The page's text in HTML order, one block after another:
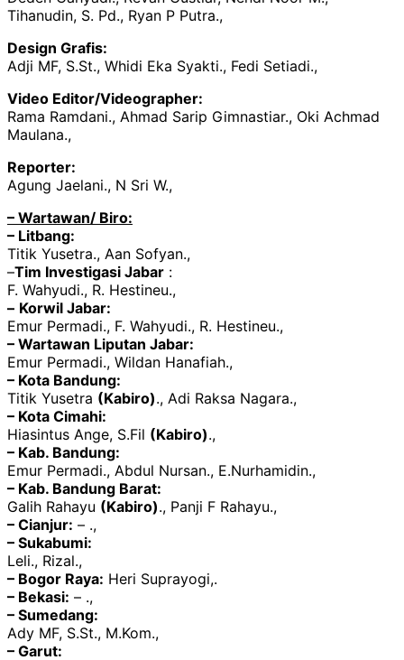
Tihanudin, S. Pd., Ryan P Putra.,
Design Grafis:
Adji MF, S.St., Whidi Eka Syakti., Fedi Setiadi.,
Video Editor/Videographer:
Rama Ramdani., Ahmad Sarip Gimnastiar., Oki Achmad
Maulana.,
Reporter:
Agung Jaelani., N Sri W.,
– Wartawan/ Biro:
– Litbang:
Titik Yusetra., Aan Sofyan.,
–Tim Investigasi Jabar :
F. Wahyudi., R. Hestineu.,
– Korwil Jabar:
Emur Permadi., F. Wahyudi., R. Hestineu.,
– Wartawan Liputan Jabar:
Emur Permadi., Wildan Hanafiah.,
– Kota Bandung:
Titik Yusetra (Kabiro)., Adi Raksa Nagara.,
– Kota Cimahi:
Hiasintus Ange, S.Fil (Kabiro).,
– Kab. Bandung:
Emur Permadi., Abdul Nursan., E.Nurhamidin.,
– Kab. Bandung Barat:
Galih Rahayu (Kabiro)., Panji F Rahayu.,
– Cianjur: – .,
– Sukabumi:
Leli., Rizal.,
– Bogor Raya: Heri Suprayogi,.
– Bekasi: – .,
– Sumedang:
Ady MF, S.St., M.Kom.,
– Garut: